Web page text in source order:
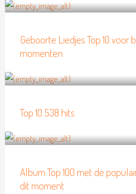
Geboorte Liedjes Top 10 voor
momenten
Top 10 538 hits
Album Top 100 met de
dit moment